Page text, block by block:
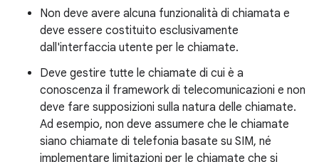
Non deve avere alcuna funzionalità di chiamata e
deve essere costituito esclusivamente
dall'interfaccia utente per le chiamate.
Deve gestire tutte le chiamate di cui è a
conoscenza il framework di telecomunicazioni e non
deve fare supposizioni sulla natura delle chiamate.
Ad esempio, non deve assumere che le chiamate
siano chiamate di telefonia basate su SIM, né
implementare limitazioni per le chiamate che si